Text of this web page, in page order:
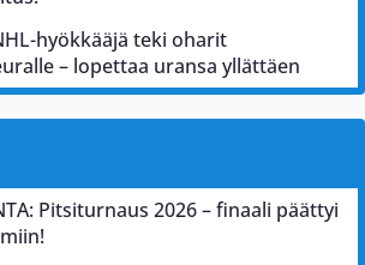
hyökkääjä teki oharit
– lopettaa uransa yllättäen
Pitsiturnaus 2026 – finaali päättyi